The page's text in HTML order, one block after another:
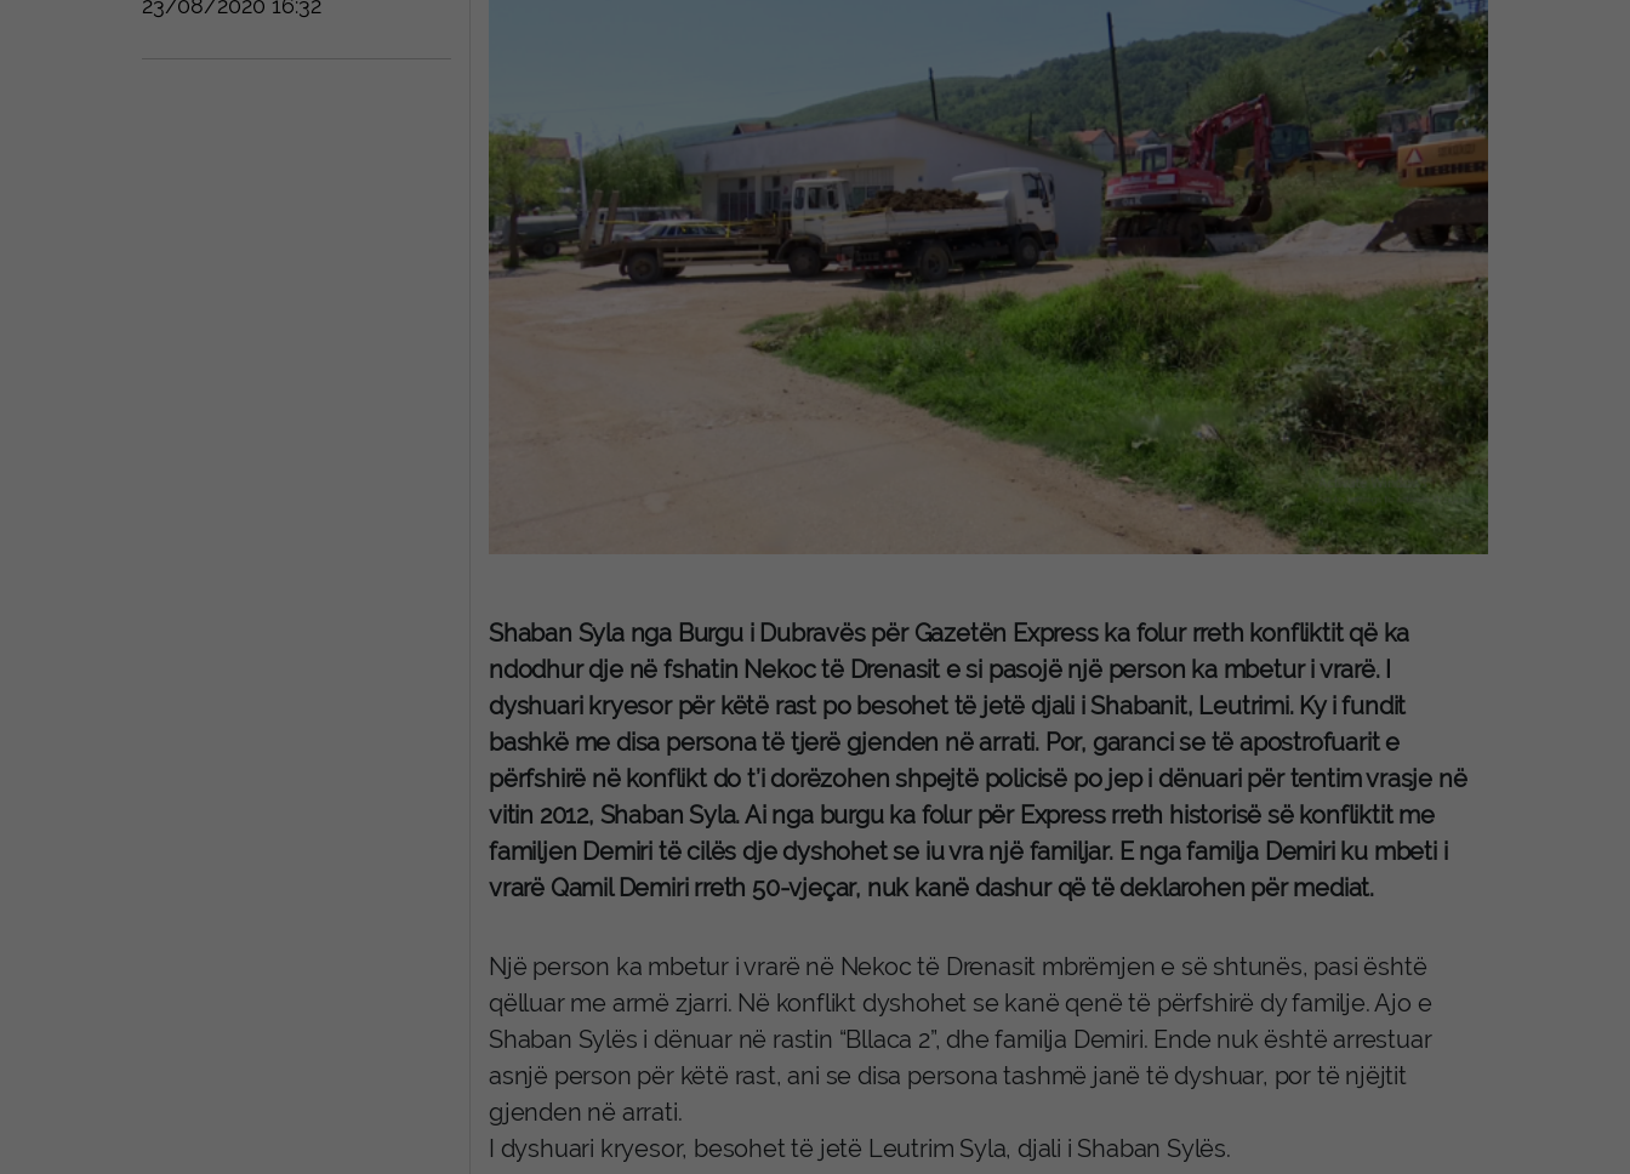
Shaban Syla nga Burgu i Dubravës për Gazetën Express ka folur rreth konfliktit që ka
ndodhur dje në fshatin Nekoc të Drenasit e si pasojë një person ka mbetur i vrarë. I
dyshuari kryesor për këtë rast po besohet të jetë djali i Shabanit, Leutrimi. Ky i fundit
bashkë me disa persona të tjerë gjenden në arrati. Por, garanci se të apostrofuarit e
përfshirë në konflikt do t’i dorëzohen shpejtë policisë po jep i dënuari për tentim vrasje në
vitin 2012, Shaban Syla. Ai nga burgu ka folur për Express rreth historisë së konfliktit me
familjen Demiri të cilës dje dyshohet se iu vra një familjar. E nga familja Demiri ku mbeti i
vrarë Qamil Demiri rreth 50-vjeçar, nuk kanë dashur që të deklarohen për mediat.
Një person ka mbetur i vrarë në Nekoc të Drenasit mbrëmjen e së shtunës, pasi është
qëlluar me armë zjarri. Në konflikt dyshohet se kanë qenë të përfshirë dy familje. Ajo e
Shaban Sylës i dënuar në rastin “Bllaca 2”, dhe familja Demiri. Ende nuk është arrestuar
asnjë person për këtë rast, ani se disa persona tashmë janë të dyshuar, por të njëjtit
gjenden në arrati.
I dyshuari kryesor, besohet të jetë Leutrim Syla, djali i Shaban Sylës.